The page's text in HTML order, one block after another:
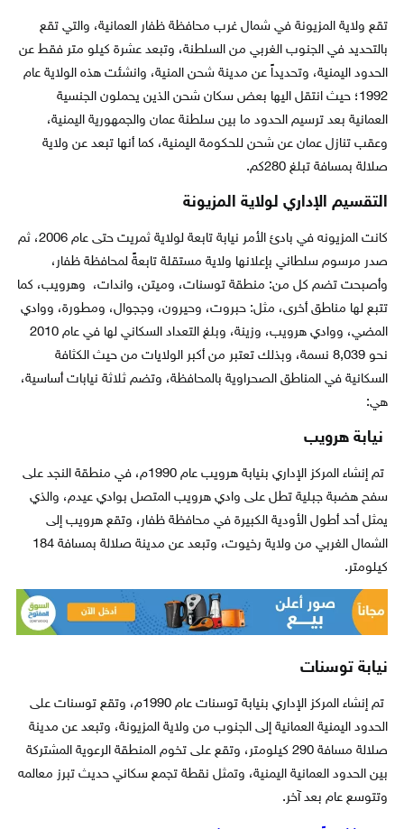
تقع ولاية المزيونة في شمال غرب محافظة ظفار العمانية، والتي تقع
بالتحديد في الجنوب الغربي من السلطنة، وتبعد عشرة كيلو متر فقط عن
الحدود اليمنية، وتحديداً عن مدينة شحن المنية، وانشئت هذه الولاية عام
1992؛ حيث انتقل اليها بعض سكان شحن الذين يحملون الجنسية
العمانية بعد ترسيم الحدود ما بين سلطنة عمان والجمهورية اليمنية،
وعقب تنازل عمان عن شحن للحكومة اليمنية، كما أنها تبعد عن ولاية
صلالة بمسافة تبلغ 280كم.
التقسيم الإداري لولاية المزيونة
كانت المزيونه في بادئ الأمر نيابة تابعة لولاية ثمريت حتى عام 2006، ثم
صدر مرسوم سلطاني بإعلانها ولاية مستقلة تابعةً لمحافظة ظفار،
وأصبحت تضم كل من: منطقة توسنات، وميتن، واندات، وهرويب، كما
تتبع لها مناطق أخرى، مثل: حبروت، وحيرون، وججوال، ومطورة، ووادي
المضي، ووادي هرويب، وزينة،
وبلغ التعداد السكاني لها في عام 2010
نحو 8,039 نسمة، وبذلك تعتبر من أكبر الولايات من حيث الكثافة
السكانية في المناطق الصحراوية بالمحافظة، وتضم ثلاثة نيابات أساسية،
هي:
نيابة هرويب
تم إنشاء المركز الإداري بنيابة هرويب عام 1990م، في منطقة النجد على
سفح هضبة جبلية تطل على وادي هرويب المتصل بوادي عيدم، والذي
يمثل أحد أطول الأودية الكبيرة في محافظة ظفار، وتقع هرويب إلى
الشمال الغربي من ولاية رخيوت، وتبعد عن مدينة صلالة بمسافة 184
كيلومتر.
نيابة توسنات
تم إنشاء المركز الإداري بنيابة توسنات عام 1990م، وتقع توسنات على
الحدود اليمنية العمانية إلى الجنوب من ولاية المزيونة، وتبعد عن مدينة
صلالة مسافة 290 كيلومتر، وتقع على تخوم المنطقة الرعوية المشتركة
بين الحدود العمانية اليمنية، وتمثل نقطة تجمع سكاني حديث تبرز معالمه
وتتوسع عام بعد آخر.